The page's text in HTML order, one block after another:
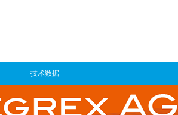
技术数据